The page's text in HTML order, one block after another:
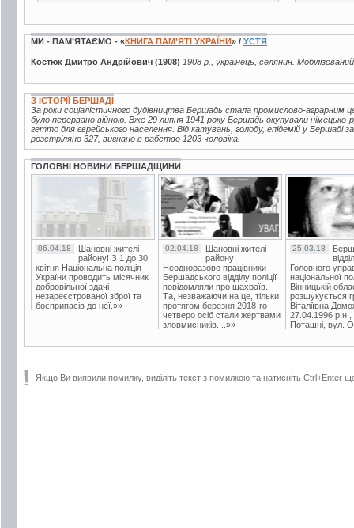
МИ - ПАМ’ЯТАЄМО - «КНИГА ПАМ’ЯТІ УКРАЇНИ» / УСТЯ
Костюк Дмитро Андрійович (1908) 1908 р., українець, селянин.
З ІСТОРІЇ БЕРШАДІ
За роки соціалістичного будівництва Бершадь стала промислово-аграрним
було перервано війною. Вже 29 липня 1941 року Бершадь окупували
гетто для єврейського населення. Від катувань, голоду, епідемій у Бершаді
розстріляно 327, вигнано в рабство 1203 чоловіка.
ГОЛОВНІ НОВИНИ БЕРШАДЩИНИ
06.04.18
Шановні жителі
району! З 1 до 30
квітня Національна поліція
України проводить місячник
добровільної здачі
незареєстрованої зброї та
боєприпасів до неї.»»
02.04.18
Шановні жителі
району!
Неодноразово працівники
Бершадського відділу поліції
повідомляли про шахраїв.
Та, незважаючи на це, тільки
протягом березня 2018-го
четверо осіб стали жертвами
зловмисників....»»
25.03.18
Головного
національної
Вінницькій
розшукується
Віталіївна
27.04.1996 р.н.,
Поташні, вул.
Якщо Ви виявили помилку, виділіть текст з помилкою та натисніть Ctrl+Enter